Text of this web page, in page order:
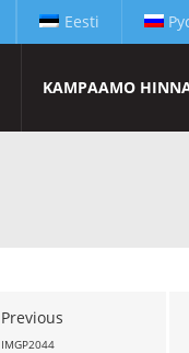
Eesti
KAMPAAMO
Previous
IMGP2044